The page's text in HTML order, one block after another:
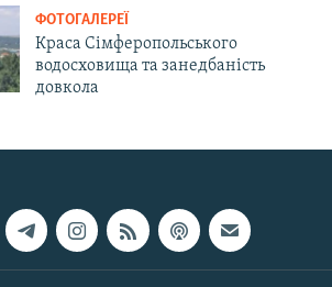
ФОТОГАЛЕРЕЇ
Краса Сімферопольського
водосховища та занедбаність
довкола